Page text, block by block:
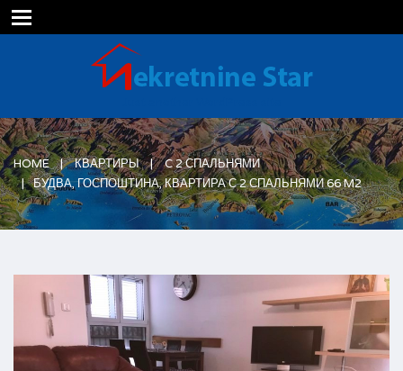
HOME КВАРТИРЫ
C 2 СПАЛЬНЯМИ
БУДВА, ГОСПОШТИНА, КВАРТИРА С 2 СПАЛЬНЯМИ 66 M2